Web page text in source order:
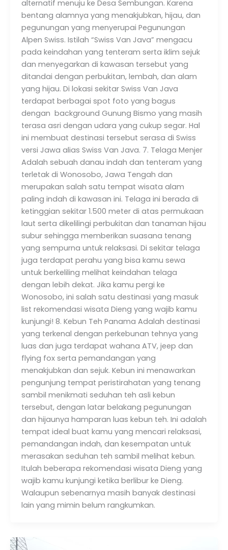
alternatif menuju ke Desa Sembungan. Karena
bentang alamnya yang menakjubkan, hijau, dan
pegunungan yang menyerupai Pegunungan
Alpen Swiss. Istilah “Swiss Van Java” mengacu
pada keindahan yang tenteram serta iklim sejuk
dan menyegarkan di kawasan tersebut yang
ditandai dengan perbukitan, lembah, dan alam
yang hijau. Di lokasi sekitar Swiss Van Java
terdapat berbagai spot foto yang bagus
dengan background Gunung Bismo yang masih
terasa asri dengan udara yang cukup segar. Hal
ini membuat destinasi tersebut serasa di Swiss
versi Jawa alias Swiss Van Java. 7. Telaga Menjer
Adalah sebuah danau indah dan tenteram yang
terletak di Wonosobo, Jawa Tengah dan
merupakan salah satu tempat wisata alam
paling indah di kawasan ini. Telaga ini berada di
ketinggian sekitar 1.500 meter di atas permukaan
laut serta dikelilingi perbukitan dan tanaman hijau
subur sehingga memberikan suasana tenang
yang sempurna untuk relaksasi. Di sekitar telaga
juga terdapat perahu yang bisa kamu sewa
untuk berkeliling melihat keindahan telaga
dengan lebih dekat. Jika kamu pergi ke
Wonosobo, ini salah satu destinasi yang masuk
list rekomendasi wisata Dieng yang wajib kamu
kunjungi! 8. Kebun Teh Panama Adalah destinasi
yang terkenal dengan perkebunan tehnya yang
luas dan juga terdapat wahana ATV, jeep dan
flying fox serta pemandangan yang
menakjubkan dan sejuk. Kebun ini menawarkan
pengunjung tempat peristirahatan yang tenang
sambil menikmati seduhan teh asli kebun
tersebut, dengan latar belakang pegunungan
dan hijaunya hamparan luas kebun teh. Ini adalah
tempat ideal buat kamu yang mencari relaksasi,
pemandangan indah, dan kesempatan untuk
merasakan seduhan teh sambil melihat kebun.
Itulah beberapa rekomendasi wisata Dieng yang
wajib kamu kunjungi ketika berlibur ke Dieng.
Walaupun sebenarnya masih banyak destinasi
lain yang mimin belum rangkumkan.